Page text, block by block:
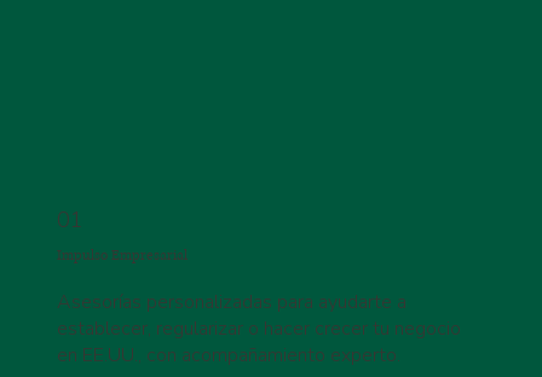
01
Impulso Empresarial
Asesorías personalizadas para ayudarte a
establecer, regularizar o hacer crecer tu negocio
en EE.UU., con acompañamiento experto.